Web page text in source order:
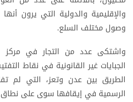
والإقليمية والدولية التي يرون
وصول مختلف السلع.
واشتكى عدد من التجار في مركز
الجبايات غير القانونية في نقاط
الطريق بين عدن وتعز، التي لم
الرسمية في إيقافها سوى على